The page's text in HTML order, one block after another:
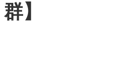
群】